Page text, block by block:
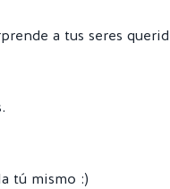
a tus seres
tú mismo :)